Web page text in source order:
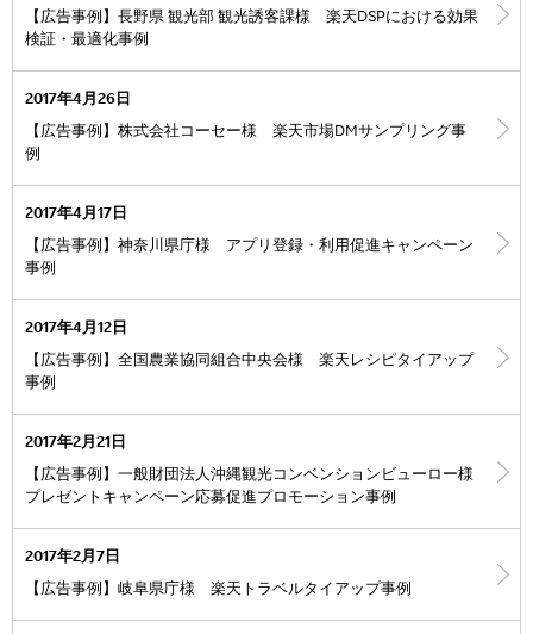
【広告事例】長野県 観光部 観光誘客課様 楽天DSPにおける効果
検証・最適化事例
2017年4月26日
【広告事例】株式会社コーセー様 楽天市場DMサンプリング事
例
2017年4月17日
【広告事例】神奈川県庁様 アプリ登録・利用促進キャンペーン
事例
2017年4月12日
【広告事例】全国農業協同組合中央会様 楽天レシピタイアップ
事例
2017年2月21日
【広告事例】一般財団法人沖縄観光コンベンションビューロー様
プレゼントキャンペーン応募促進プロモーション事例
2017年2月7日
【広告事例】岐阜県庁様 楽天トラベルタイアップ事例